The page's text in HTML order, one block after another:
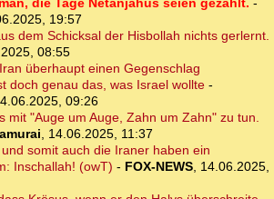
die Tage Netanjahus seien gezählt. -
19:57
dem Schicksal der Hisbollah nichts gerlernt.
08:55
überhaupt einen Gegenschlag
doch genau das, was Israel wollte -
09:26
mit "Auge um Auge, Zahn um Zahn" zu tun.
, 14.06.2025, 11:37
somit auch die Iraner haben ein
Inschallah! (owT) - FOX-NEWS, 14.06.2025,